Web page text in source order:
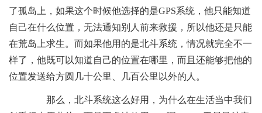
了孤岛上，如果这个时候他选择的是GPS系统，他只能知道
自己在什么位置，无法通知别人前来救援，所以他还是只能
在荒岛上求生。而如果他用的是北斗系统，情况就完全不一
样了，他既可以知道自己的位置在哪里，而且还能够把他的
位置发送给方圆几十公里、几百公里以外的人。
那么，北斗系统这么好用，为什么在生活当中我们